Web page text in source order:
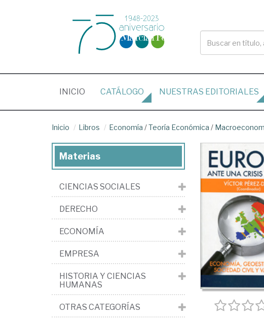
INICIO (CURRENT)
CATÁLOGO NUESTRAS EDITORIALES
Inicio Libros Economía /Teoría Económica /
Materias
CIENCIAS SOCIALES
DERECHO
ECONOMÍA
EMPRESA
HISTORIA Y CIENCIAS
HUMANAS
OTRAS CATEGORÍAS